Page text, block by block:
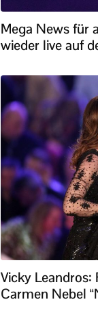
Mega News für
wieder live auf
Vicky Leandros:
Carmen Nebel